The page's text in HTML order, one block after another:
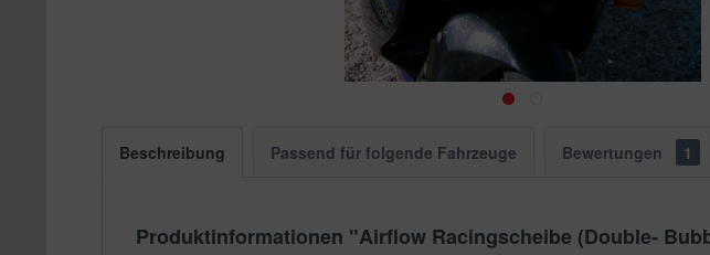
Beschreibung Passend für folgende Fahrzeuge Bewertungen 1
Produktinformationen "Airflow Racingscheibe (Double-